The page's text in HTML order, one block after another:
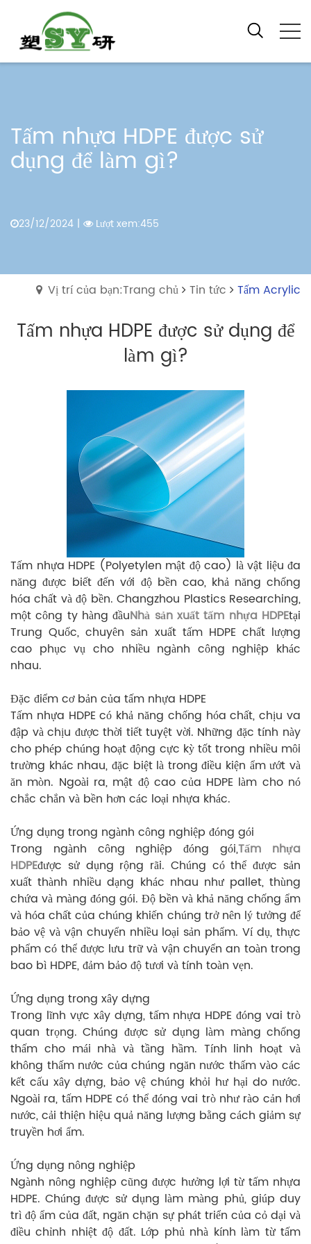
Tấm nhựa HDPE được sử
dụng để làm gì?
23/12/2024 | Lượt xem:455
Vị trí của bạn:Trang chủ Tin tức Tấm Acrylic
Tấm nhựa HDPE được sử dụng để
làm gì?
Tấm nhựa HDPE (Polyetylen mật độ cao) là vật liệu đa
năng được biết đến với độ bền cao, khả năng chống
hóa chất và độ bền. Changzhou Plastics Researching,
một công ty hàng đầuNhà sản xuất tấm nhựa HDPEtại
Trung Quốc, chuyên sản xuất tấm HDPE chất lượng
cao phục vụ cho nhiều ngành công nghiệp khác
nhau.
Đặc điểm cơ bản của tấm nhựa HDPE
Tấm nhựa HDPE có khả năng chống hóa chất, chịu va
đập và chịu được thời tiết tuyệt vời. Những đặc tính này
cho phép chúng hoạt động cực kỳ tốt trong nhiều môi
trường khác nhau, đặc biệt là trong điều kiện ẩm ướt và
ăn mòn. Ngoài ra, mật độ cao của HDPE làm cho nó
chắc chắn và bền hơn các loại nhựa khác.
Ứng dụng trong ngành công nghiệp đóng gói
Trong ngành công nghiệp đóng gói,Tấm nhựa
HDPEđược sử dụng rộng rãi. Chúng có thể được sản
xuất thành nhiều dạng khác nhau như pallet, thùng
chứa và màng đóng gói. Độ bền và khả năng chống ẩm
và hóa chất của chúng khiến chúng trở nên lý tưởng để
bảo vệ và vận chuyển nhiều loại sản phẩm. Ví dụ, thực
phẩm có thể được lưu trữ và vận chuyển an toàn trong
bao bì HDPE, đảm bảo độ tươi và tính toàn vẹn.
Ứng dụng trong xây dựng
Trong lĩnh vực xây dựng, tấm nhựa HDPE đóng vai trò
quan trọng. Chúng được sử dụng làm màng chống
thấm cho mái nhà và tầng hầm. Tính linh hoạt và
không thấm nước của chúng ngăn nước thấm vào các
kết cấu xây dựng, bảo vệ chúng khỏi hư hại do nước.
Ngoài ra, tấm HDPE có thể đóng vai trò như rào cản hơi
nước, cải thiện hiệu quả năng lượng bằng cách giảm sự
truyền hơi ẩm.
Ứng dụng nông nghiệp
Ngành nông nghiệp cũng được hưởng lợi từ tấm nhựa
HDPE. Chúng được sử dụng làm màng phủ, giúp duy
trì độ ẩm của đất, ngăn chặn sự phát triển của cỏ dại và
điều chỉnh nhiệt độ đất. Lớp phủ nhà kính làm từ tấm